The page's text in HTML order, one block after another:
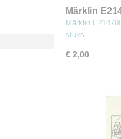
Märklin
Märklin
stuks
€ 2,00